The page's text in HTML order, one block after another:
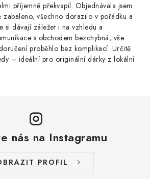
příjemně překvapil. Objednávala jsem
zabaleno, všechno dorazilo v pořádku a
si dávají záležet i na vzhledu a
s obchodem bezchybná, vše
proběhlo bez komplikací. Určitě
– ideální pro originální dárky z lokální
nás na Instagramu
PROFIL